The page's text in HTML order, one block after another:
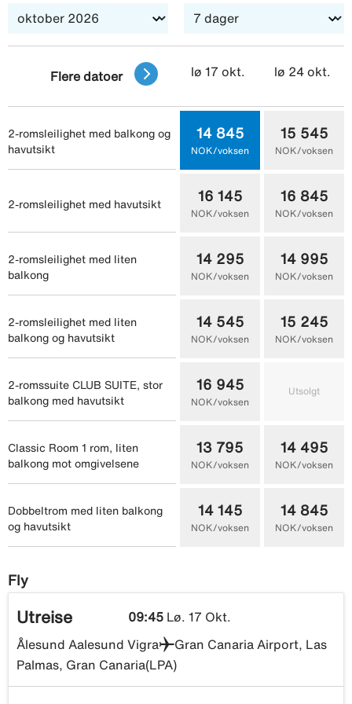
som kan nytes på balkongen, med vakker utsikt mot
utflukter eller leie en bil og kjøre rundt på egen hånd.
Flere datoer lø 17 okt. lø 24 okt.
2-romsleilighet med balkong og
havutsikt
14 845
NOK/voksen
15 545
NOK/voksen
2-romsleilighet med havutsikt
16 145
NOK/voksen
16 845
NOK/voksen
2-romsleilighet med liten
balkong
14 295
NOK/voksen
14 995
NOK/voksen
2-romsleilighet med liten
balkong og havutsikt
14 545
NOK/voksen
15 245
NOK/voksen
2-romssuite CLUB SUITE, stor
balkong med havutsikt
16 945
NOK/voksen
Utsolgt
Classic Room 1 rom, liten
balkong mot omgivelsene
13 795
NOK/voksen
14 495
NOK/voksen
Dobbeltrom med liten balkong
og havutsikt
14 145
NOK/voksen
14 845
NOK/voksen
Fly
Utreise 09:45Lø. 17 Okt.
Ålesund Aalesund Vigra
Gran Canaria Airport, Las
Palmas, Gran Canaria(LPA)